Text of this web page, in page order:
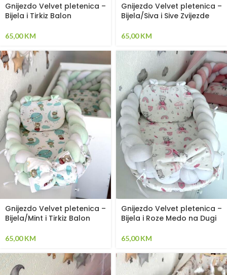
Gnijezdo Velvet pletenica –
Bijela i Tirkiz Balon
65,00KM
Gnijezdo Velvet pletenica –
Bijela/Siva i Sive Zvijezde
65,00KM
Gnijezdo Velvet pletenica –
Bijela/Mint i Tirkiz Balon
65,00KM
Gnijezdo Velvet pletenica –
Bijela i Roze Medo na Dugi
65,00KM